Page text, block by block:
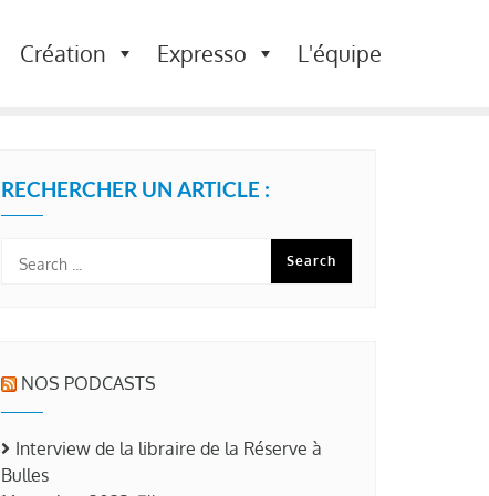
Création Expresso L'équipe
RECHERCHER UN ARTICLE :
NOS PODCASTS
Interview de la libraire de la Réserve à
Bulles